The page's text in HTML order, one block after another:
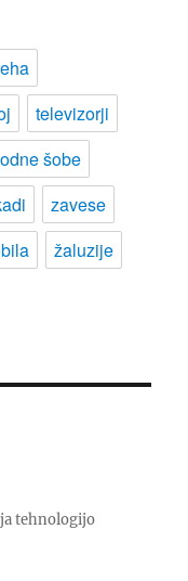
televizorji
šobe
zavese
žaluzije
tehnologijo